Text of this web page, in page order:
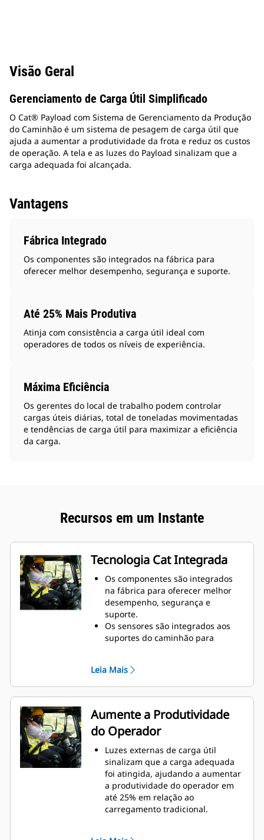
Visão Geral
Gerenciamento de Carga Útil Simplificado
O Cat® Payload com Sistema de Gerenciamento da Produção
do Caminhão é um sistema de pesagem de carga útil que
ajuda a aumentar a produtividade da frota e reduz os custos
de operação. A tela e as luzes do Payload sinalizam que a
carga adequada foi alcançada.
Vantagens
Fábrica Integrado
Os componentes são integrados na fábrica para
oferecer melhor desempenho, segurança e suporte.
Até 25% Mais Produtiva
Atinja com consistência a carga útil ideal com
operadores de todos os níveis de experiência.
Máxima Eficiência
Os gerentes do local de trabalho podem controlar
cargas úteis diárias, total de toneladas movimentadas
e tendências de carga útil para maximizar a eficiência
da carga.
Recursos em um Instante
Tecnologia Cat Integrada
Os componentes são integrados
na fábrica para oferecer melhor
desempenho, segurança e
suporte.
Os sensores são integrados aos
suportes do caminhão para
Luzes de sinalização externas
opcionais vêm instaladas em todos
os quatro cantos da máquina para
facilitar a visibilidade.
A tela intuitiva da máquina
permite uma exibição simplificada
e uma navegação mais rápida.
Os componentes integrados no
caminhão garantem vida útil longa
e controle confiável.
O Payload com TPMS (Truck
Payload Management System,
Sistema de Gerenciamento da
Leia Mais
Aumente a Produtividade
do Operador
Luzes externas de carga útil
sinalizam que a carga adequada
foi atingida, ajudando a aumentar
a produtividade do operador em
até 25% em relação ao
carregamento tradicional.